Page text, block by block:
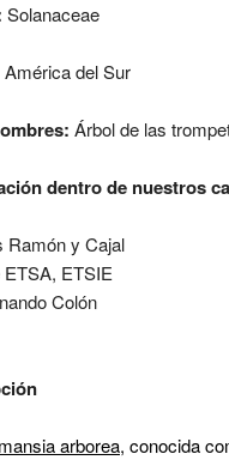
Solanaceae
América del Sur
Árbol de las
dentro de nuestros
Ramón y Cajal
ETSA, ETSIE
Colón
arborea, conocida